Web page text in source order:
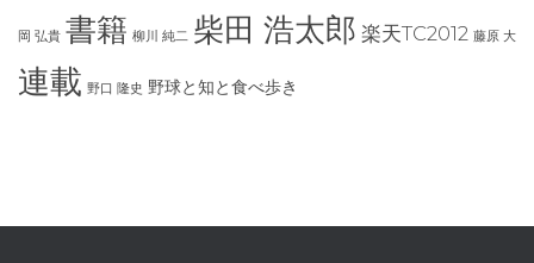
岡 弘貴 書籍 柳川 純二 柴田 浩太郎 楽天TC2012 藤原 大
連載 野口 隆史 野球と知と食べ歩き